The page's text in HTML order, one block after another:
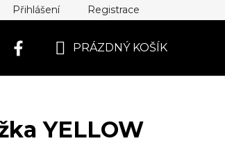
Přihlášení Registrace
PRÁZDNÝ KOŠÍK
YELLOW